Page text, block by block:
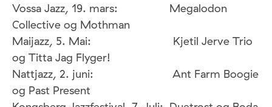
Vossa Jazz, 19. mars: Megalodon
Collective og Mothman
Maijazz, 5. Mai: Kjetil Jerve Trio
og Titta Jag Flyger!
Nattjazz, 2. juni: Ant Farm Boogie
og Past Present